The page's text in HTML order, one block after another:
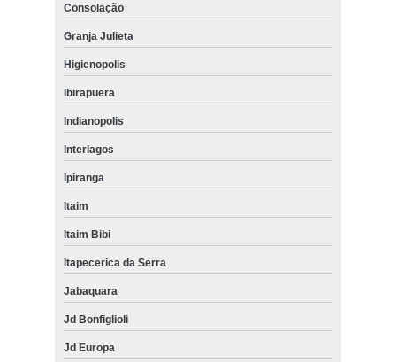
Consolação
Granja Julieta
Higienopolis
Ibirapuera
Indianopolis
Interlagos
Ipiranga
Itaim
Itaim Bibi
Itapecerica da Serra
Jabaquara
Jd Bonfiglioli
Jd Europa